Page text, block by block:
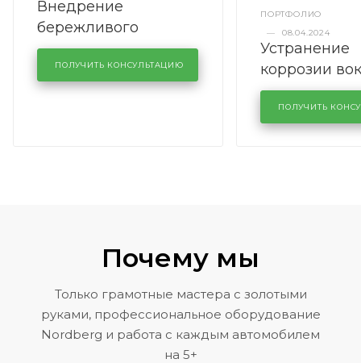
Внедрение
бережливого
производства в
кузовном сервисе
KUTUZOVV
ПОЛУЧИТЬ КОНСУЛЬТАЦИЮ
ПОРТФОЛИО
—
08.04.2024
Устранение
коррозии
лобового
районе
Volkswagen
ПОЛУЧИТЬ
Почему мы
Только грамотные мастера с золотыми
руками, профессиональное оборудование
Nordberg и работа с каждым автомобилем
на 5+